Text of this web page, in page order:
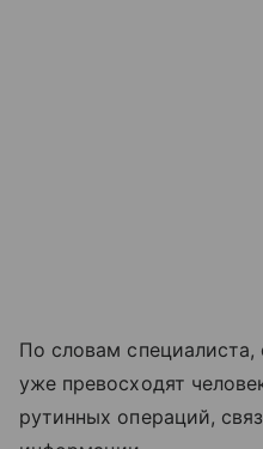
По словам
уже превосходят
рутинных операций,